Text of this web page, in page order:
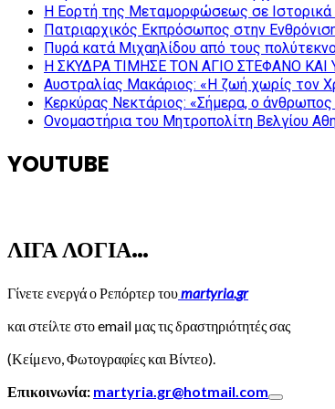
Η Εορτή της Μεταμορφώσεως σε
Πατριαρχικός Εκπρόσωπος στην
Πυρά κατά Μιχαηλίδου από τους
Η ΣΚΥΔΡΑ ΤΙΜΗΣΕ ΤΟΝ ΑΓΙΟ ΣΤΕΦΑΝΟ
Αυστραλίας Μακάριος: «Η ζωή χωρίς τον
Κερκύρας Νεκτάριος: «Σήμερα, ο
Ονομαστήρια του Μητροπολίτη Βελγίου
YOUTUBE
ΛΙΓΑ ΛΟΓΙΑ…
Γίνετε ενεργά ο Ρεπόρτερ τουmartyria.gr
και στείλτε στο email μας τις δραστηριότητές σας
(Κείμενο, Φωτογραφίες και Βίντεο).
Επικοινωνία: martyria.gr@hotmail.com